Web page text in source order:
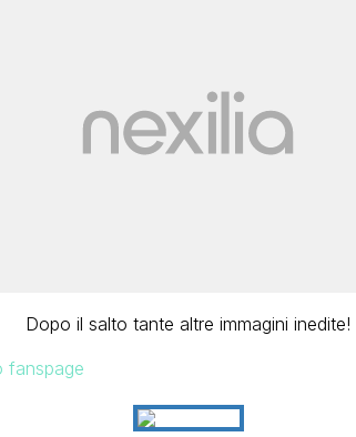
Dopo il salto tante altre immagini inedite!
fanspage